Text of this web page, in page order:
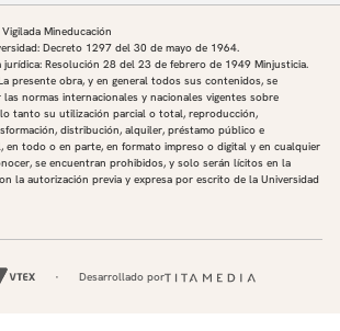
Mineducación
Decreto 1297 del 30 de mayo de 1964.
jurídica: Resolución 28 del 23 de febrero de 1949 Minjusticia.
presente obra, y en general todos sus contenidos, se
normas internacionales y nacionales vigentes sobre
tanto su utilización parcial o total, reproducción,
distribución, alquiler, préstamo público e
en todo o en parte, en formato impreso o digital y en cualquier
se encuentran prohibidos, y solo serán lícitos en la
la autorización previa y expresa por escrito de la Universidad
Desarrollado por